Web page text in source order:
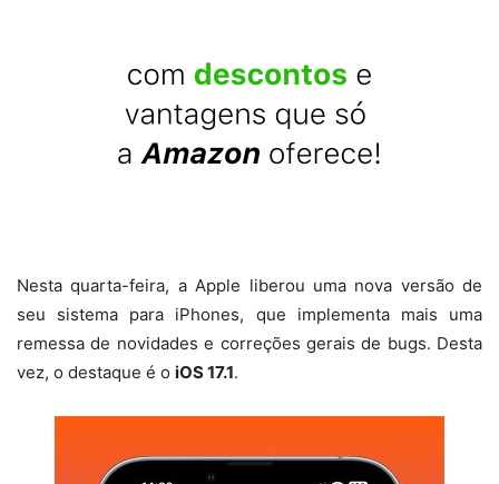
Nesta quarta-feira, a Apple liberou uma nova versão de
seu sistema para iPhones, que implementa mais uma
remessa de novidades e correções gerais de bugs. Desta
vez, o destaque é o iOS 17.1.